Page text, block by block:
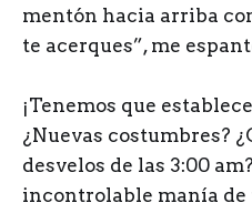
mentón hacia arriba
te acerques”, me
¡Tenemos que
¿Nuevas costumbres?
desvelos de las 3:00
incontrolable manía de